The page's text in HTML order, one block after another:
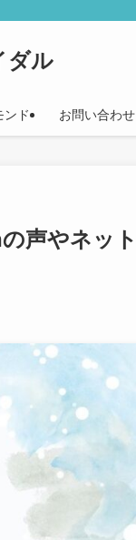
ダル
ンド お問い合わせ
声やネット